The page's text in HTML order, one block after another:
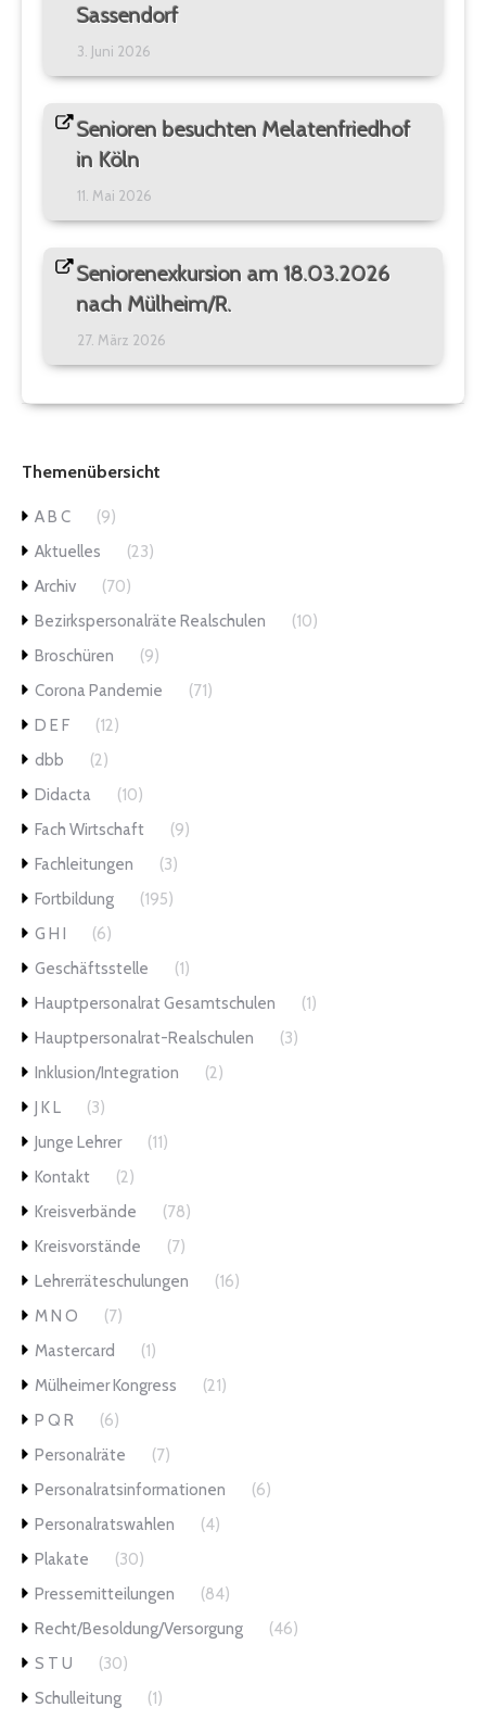
Sassendorf
3. Juni 2026
Senioren besuchten Melatenfriedhof
in Köln
11. Mai 2026
Seniorenexkursion am 18.03.2026
nach Mülheim/R.
27. März 2026
Themenübersicht
A B C
(9)
Aktuelles
(23)
Archiv
(70)
Bezirkspersonalräte Realschulen
(10)
Broschüren
(9)
Corona Pandemie
(71)
D E F
(12)
dbb
(2)
Didacta
(10)
Fach Wirtschaft
(9)
Fachleitungen
(3)
Fortbildung
(195)
G H I
(6)
Geschäftsstelle
(1)
Hauptpersonalrat Gesamtschulen
(1)
Hauptpersonalrat-Realschulen
(3)
Inklusion/Integration
(2)
J K L
(3)
Junge Lehrer
(11)
Kontakt
(2)
Kreisverbände
(78)
Kreisvorstände
(7)
Lehrerräteschulungen
(16)
M N O
(7)
Mastercard
(1)
Mülheimer Kongress
(21)
P Q R
(6)
Personalräte
(7)
Personalratsinformationen
(6)
Personalratswahlen
(4)
Plakate
(30)
Pressemitteilungen
(84)
Recht/Besoldung/Versorgung
(46)
S T U
(30)
Schulleitung
(1)